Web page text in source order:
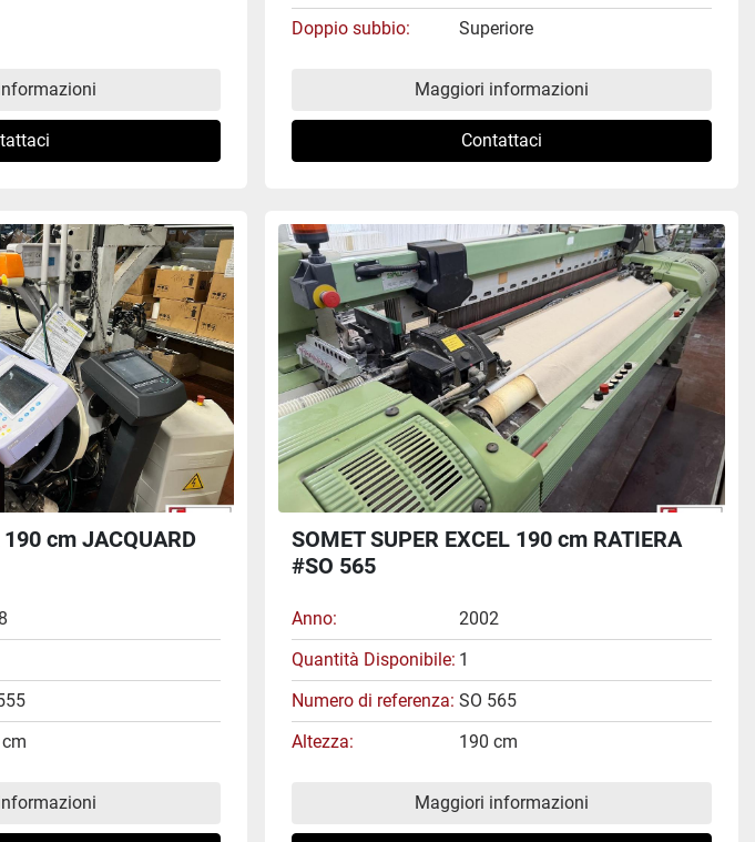
Doppio subbio
Superiore
Maggiori informazioni
Contattaci
cm JACQUARD
SOMET SUPER EXCEL 190 cm RATIERA
#SO 565
Anno
2002
Quantità Disponibile 1
Numero di referenza SO 565
Altezza
190 cm
Maggiori informazioni